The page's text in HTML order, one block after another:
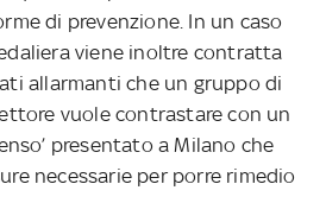
di prevenzione. In un caso
viene inoltre contratta
allarmanti che un gruppo di
vuole contrastare con un
presentato a Milano che
necessarie per porre rimedio